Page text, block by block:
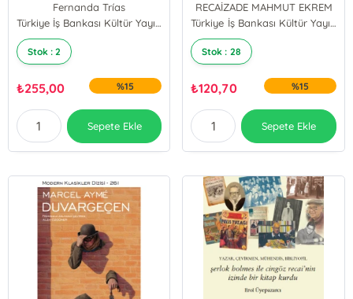
Fernanda Trías
Türkiye İş Bankası Kültür Yayınları
Stok : 2
₺255,00 %15
Sepete Ekle
RECAİZADE MAHMUT EKREM
Türkiye İş Bankası Kültür Yayınları
Stok : 28
₺120,70 %15
Sepete Ekle